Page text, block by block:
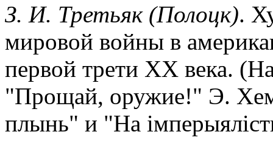
З. И. Третьяк (Полоцк).
мировой войны в
первой трети XX века.
"Прощай, оружие!" Э.
плынь" и "На